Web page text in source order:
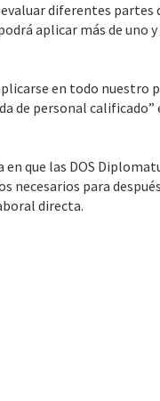
diferentes partes
aplicar más de uno
en todo nuestro
de personal calificado”
que las DOS
necesarios para
directa.